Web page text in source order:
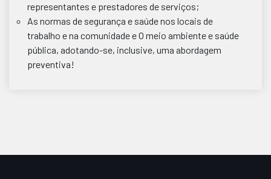
representantes e prestadores de serviços;
As normas de segurança e saúde nos locais de
trabalho e na comunidade e O meio ambiente e saúde
pública, adotando-se, inclusive, uma abordagem
preventiva!